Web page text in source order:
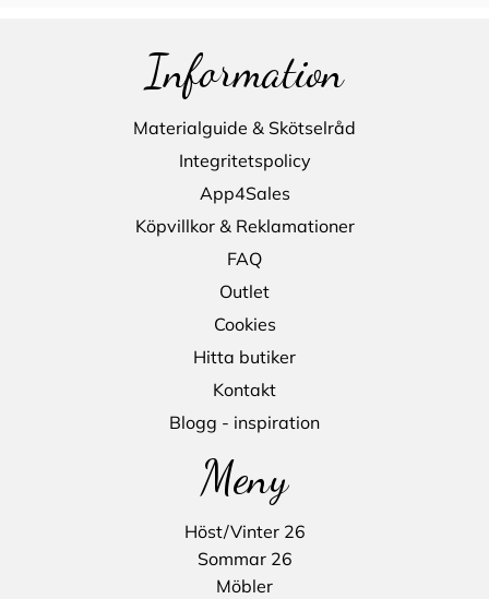
Information
Materialguide & Skötselråd
Integritetspolicy
App4Sales
Köpvillkor & Reklamationer
FAQ
Outlet
Cookies
Hitta butiker
Kontakt
Blogg - inspiration
Meny
Höst/Vinter 26
Sommar 26
Möbler